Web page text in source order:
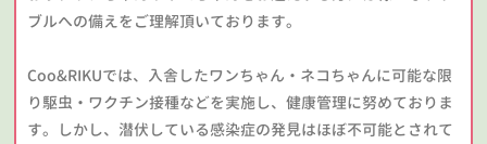
ブルへの備えをご理解頂いております。
Coo&RIKUでは、入舎したワンちゃん・ネコちゃんに可能な限
り駆虫・ワクチン接種などを実施し、健康管理に努めておりま
す。しかし、潜伏している感染症の発見はほぼ不可能とされて